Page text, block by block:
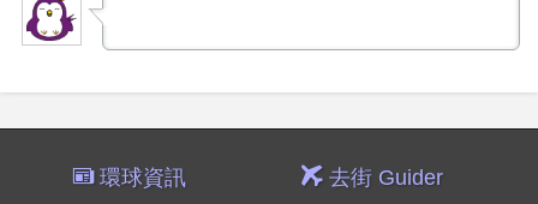
環球資訊 去街 Guider